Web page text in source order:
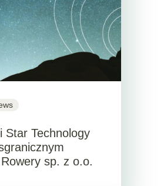
Star Technology
sp. z o.o.